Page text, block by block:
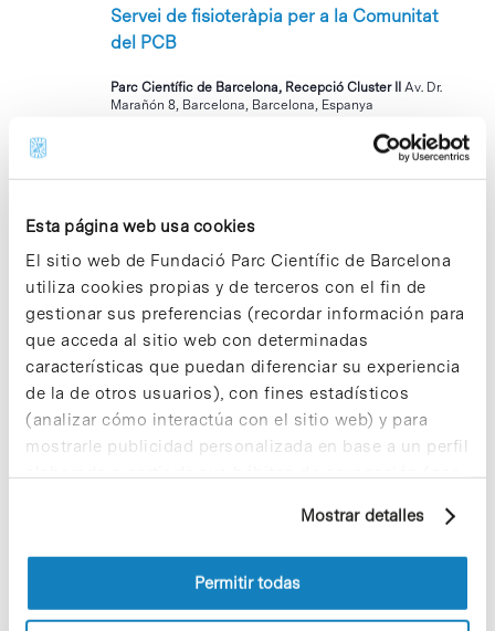
Esta página web usa cookies
El sitio web de Fundació Parc Científic de Barcelona
utiliza cookies propias y de terceros con el fin de
gestionar sus preferencias (recordar información para
que acceda al sitio web con determinadas
características que puedan diferenciar su experiencia
de la de otros usuarios), con fines estadísticos
(analizar cómo interactúa con el sitio web) y para
mostrarle publicidad personalizada en base a un perfil
elaborado a partir de sus hábitos de navegación (por
información sobre las cookies puede consultar
la Política de cookies del sitio web.
Mostrar detalles
Permitir todas
Servei de fisioteràpia per a la Comunitat
del PCB
Parc Científic de Barcelona, Recepció Cluster II Av. Dr.
Marañón 8, Barcelona, Barcelona, Espanya
10
PCBeers: Last Edition 2023
10 octubre 2023 @ 17:30-21:00
Barcelona, Barcelona, Espanya